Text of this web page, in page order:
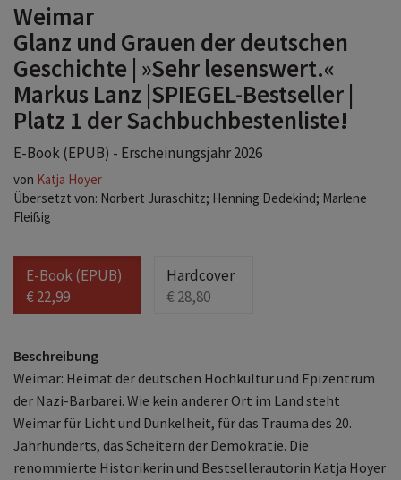
Weimar
Glanz und Grauen der deutschen
Geschichte | »Sehr lesenswert.«
Markus Lanz |SPIEGEL-Bestseller |
Platz 1 der Sachbuchbestenliste!
E-Book (EPUB) - Erscheinungsjahr 2026
von Katja Hoyer
Übersetzt von: Norbert Juraschitz; Henning Dedekind; Marlene
Fleißig
E-Book (EPUB)
€ 22,99
Hardcover
€ 28,80
Beschreibung
Weimar: Heimat der deutschen Hochkultur und Epizentrum
der Nazi-Barbarei. Wie kein anderer Ort im Land steht
Weimar für Licht und Dunkelheit, für das Trauma des 20.
Jahrhunderts, das Scheitern der Demokratie. Die
renommierte Historikerin und Bestsellerautorin Katja Hoyer